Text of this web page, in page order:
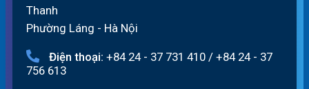
Thanh
Phường Láng - Hà Nội
Điện thoại: +84 24 - 37 731 410 / +84 24 - 37
756 613